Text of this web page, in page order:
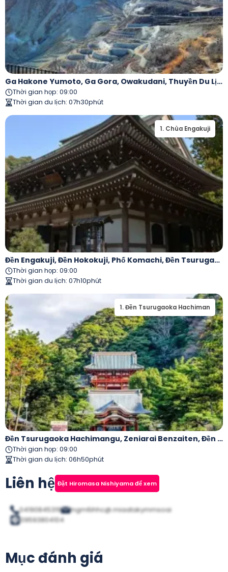
Ga Hakone Yumoto, Ga Gora, Owakudani, Thuyền Du Lịch Hồ Ashi, Đền Hakone
Thời gian họp: 09:00
Thời gian du lịch: 07h30phút
1. Chùa Engakuji
Đền Engakuji, Đền Hokokuji, Phố Komachi, Đền Tsurugaoka Hachimangu, Đền Hasedera
Thời gian họp: 09:00
Thời gian du lịch: 07h10phút
1.Đền Tsurugaoka Hachiman
Đền Tsurugaoka Hachimangu, Zeniarai Benzaiten, Đền Hasedera, Kamakura Daibutsuden, Enoshima
Thời gian họp: 09:00
Thời gian du lịch: 06h50phút
Liên hệ Đặt Hiromasa Nishiyama để xem
04190845319
lngm6ihhc@.miaatakymmsoai
09593804104
Mục đánh giá